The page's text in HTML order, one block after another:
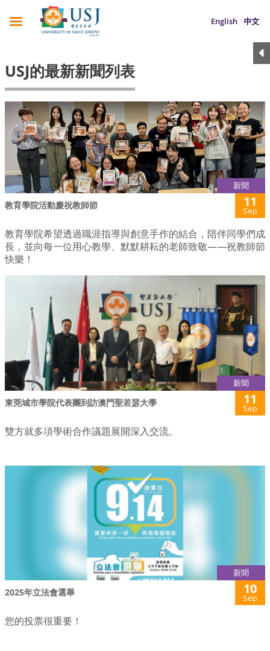
English 中文
USJ的最新新聞列表
新聞
教育學院活動慶祝教師節 11
Sep
教育學院希望透過職涯指導與創意手作的結合，陪伴同學們成
長，並向每一位用心教學、默默耕耘的老師致敬——祝教師節
快樂！
新聞
東莞城市學院代表團到訪澳門聖若瑟大學 11
Sep
雙方就多項學術合作議題展開深入交流。
新聞
2025年立法會選舉 10
Sep
您的投票很重要！